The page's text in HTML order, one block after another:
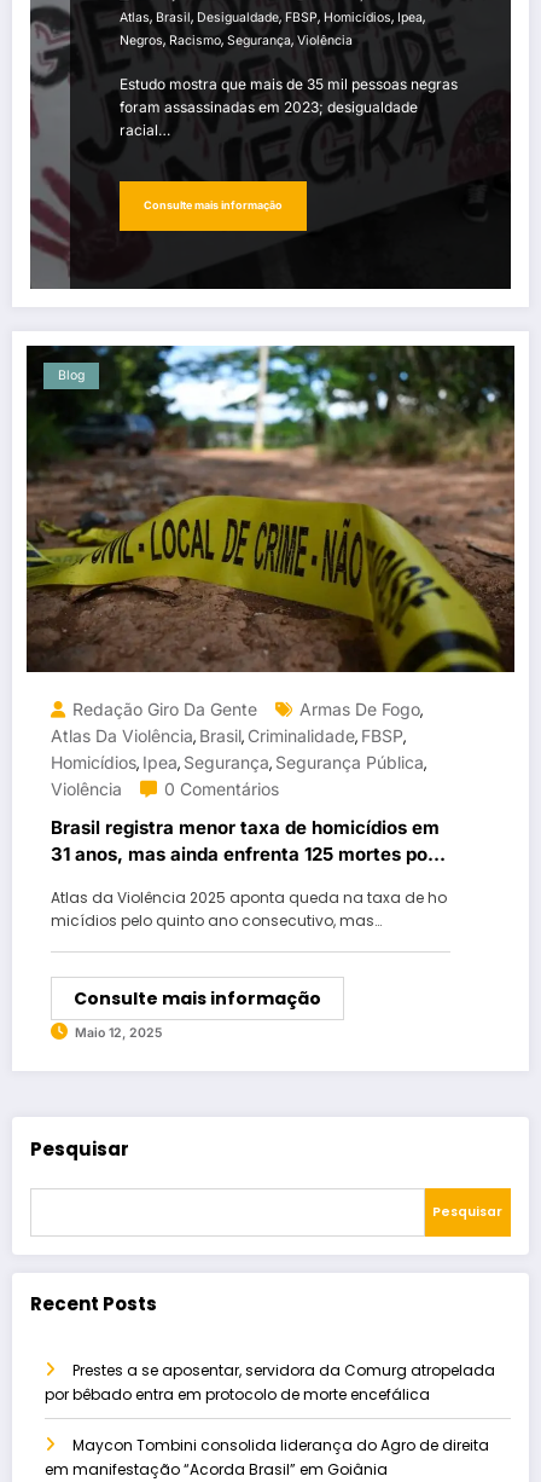
Atlas, Brasil, Desigualdade, FBSP, Homicídios, Ipea,
Negros, Racismo, Segurança, Violência
Estudo mostra que mais de 35 mil pessoas negras
foram assassinadas em 2023; desigualdade
racial…
Consulte mais informação
Blog
Redação Giro Da Gente Armas De Fogo,
Atlas Da Violência, Brasil, Criminalidade, FBSP,
Homicídios, Ipea, Segurança, Segurança Pública,
Violência
0 Comentários
Brasil registra menor taxa de homicídios em
31 anos, mas ainda enfrenta 125 mortes por
Atlas da Violência 2025 aponta queda na taxa de ho
micídios pelo quinto ano consecutivo, mas…
Consulte mais informação
Maio 12, 2025
Pesquisar
Pesquisar
Recent Posts
Prestes a se aposentar, servidora da Comurg atropelada
por bêbado entra em protocolo de morte encefálica
Maycon Tombini consolida liderança do Agro de direita
em manifestação “Acorda Brasil” em Goiânia